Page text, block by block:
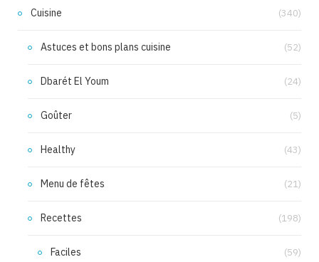
Cuisine (340)
Astuces et bons plans cuisine (52)
Dbarét El Youm (24)
Goûter (5)
Healthy (43)
Menu de fêtes (21)
Recettes (198)
Faciles (59)